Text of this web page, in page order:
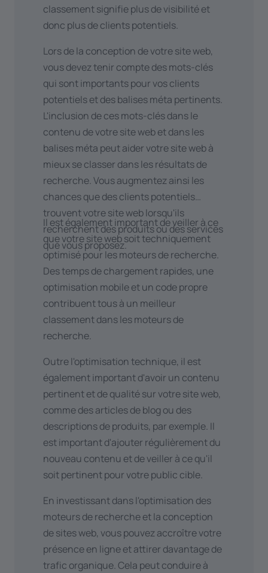
classement signifie plus de visibilité et
donc plus de clients potentiels.
Lors de la conception de votre site web,
vous devez tenir compte des mots-clés
qui sont importants pour vos clients
potentiels et des balises méta pertinents.
L'inclusion de ces mots-clés dans le
contenu de votre site web et dans les
balises méta peut aider votre site web à
mieux se classer dans les résultats de
recherche. Vous augmentez ainsi les
chances que des clients potentiels
trouvent votre site web lorsqu'ils
recherchent des produits ou des services
que vous proposez.
Il est également important de veiller à ce
que votre site web soit techniquement
optimisé pour les moteurs de recherche.
Des temps de chargement rapides, une
optimisation mobile et un code propre
contribuent tous à un meilleur
classement dans les moteurs de
recherche.
Outre l'optimisation technique, il est
également important d'avoir un contenu
pertinent et de qualité sur votre site web,
comme des articles de blog ou des
descriptions de produits, par exemple. Il
est important d'ajouter régulièrement du
nouveau contenu et de veiller à ce qu'il
soit pertinent pour votre public cible.
En investissant dans l'optimisation des
moteurs de recherche et la conception
de sites web, vous pouvez accroître votre
présence en ligne et attirer davantage de
trafic organique. Cela peut conduire à